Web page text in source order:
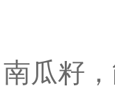
南瓜籽